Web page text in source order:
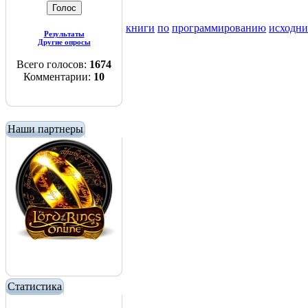
Результаты
Другие опросы
Всего голосов: 1674
Комментарии: 10
Наши партнеры
Статистика
книги по программированию